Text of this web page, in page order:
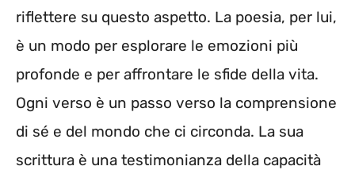
riflettere su questo aspetto. La poesia, per lui,
è un modo per esplorare le emozioni più
profonde e per affrontare le sfide della vita.
Ogni verso è un passo verso la comprensione
di sé e del mondo che ci circonda. La sua
scrittura è una testimonianza della capacità